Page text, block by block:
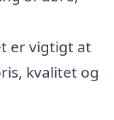
er vigtigt at
kvalitet og